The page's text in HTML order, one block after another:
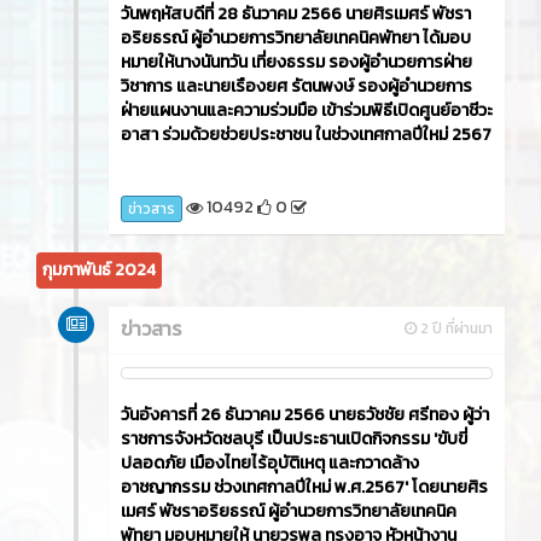
วันพฤหัสบดีที่ 28 ธันวาคม 2566 นายศิรเมศร์ พัชรา
อริยธรณ์ ผู้อำนวยการวิทยาลัยเทคนิคพัทยา ได้มอบ
หมายให้นางนันทวัน เที่ยงธรรม รองผู้อำนวยการฝ่าย
วิชาการ และนายเรืองยศ รัตนพงษ์ รองผู้อำนวยการ
ฝ่ายแผนงานและความร่วมมือ เข้าร่วมพิธีเปิดศูนย์อาชีวะ
อาสา ร่วมด้วยช่วยประชาชน ในช่วงเทศกาลปีใหม่ 2567
ข่าวสาร 10492 0
กุมภาพันธ์ 2024
2 ปี ที่ผ่านมา
ข่าวสาร
วันอังคารที่ 26 ธันวาคม 2566​ นายธวัชชัย ศรีทอง ผู้ว่า
ราชการจังหวัดชลบุรี เป็นประธานเปิดกิจกรรม 'ขับขี่
ปลอดภัย เมืองไทยไร้อุบัติเหตุ และกวาดล้าง
อาชญากรรม ช่วงเทศกาลปีใหม่ พ.ศ.2567' โดยนายศิร
เมศร์ พัชราอริยธรณ์ ผู้อำนวยการวิทยาลัยเทคนิค